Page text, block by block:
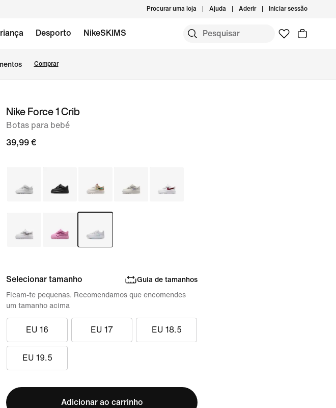
Procurar uma loja Ajuda Aderir Iniciar sessão
Desporto NikeSKIMS
Comprar
Nike Force 1 Crib
Botas para bebé
39,99 €
Selecionar tamanho Guia de tamanhos
EU 16 EU 17 EU 18.5
EU 19.5
Ficam-te pequenas. Recomendamos que encomendes
um tamanho acima
Adicionar ao carrinho